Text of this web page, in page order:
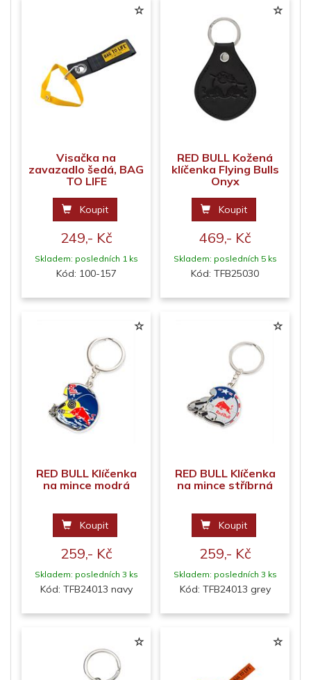
Visačka na
zavazadlo šedá, BAG
TO LIFE
Koupit
249,- Kč
Skladem: posledních 1 ks
Kód: 100-157
RED BULL Kožená
klíčenka Flying Bulls
Onyx
Koupit
469,- Kč
Skladem: posledních 5 ks
Kód: TFB25030
RED BULL Klíčenka
na mince modrá
Koupit
259,- Kč
Skladem: posledních 3 ks
Kód: TFB24013 navy
RED BULL Klíčenka
na mince stříbrná
Koupit
259,- Kč
Skladem: posledních 3 ks
Kód: TFB24013 grey